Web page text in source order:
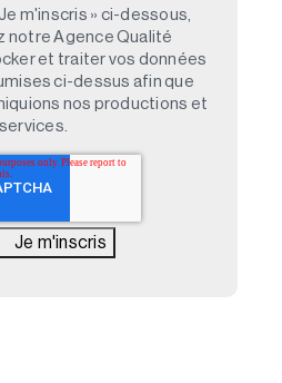
m'inscris » ci-dessous,
notre Agence Qualité
et traiter vos données
ci-dessus afin que
nos productions et
services.